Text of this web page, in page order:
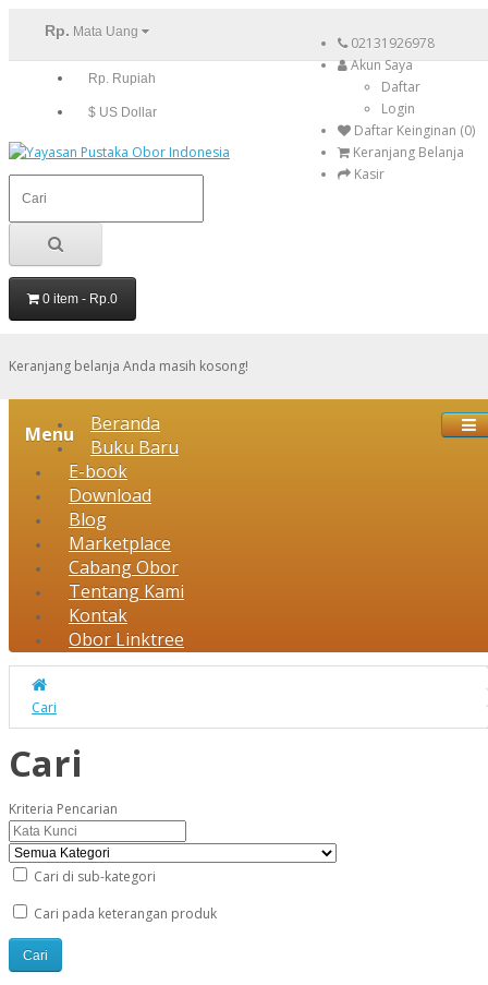
Rp. Mata Uang
Rp. Rupiah
$ US Dollar
02131926978
Akun Saya
Daftar
Login
Daftar Keinginan (0)
Keranjang Belanja
Kasir
0 item - Rp.0
Keranjang belanja Anda masih kosong!
Menu
Beranda
Buku Baru
E-book
Download
Blog
Marketplace
Cabang Obor
Tentang Kami
Kontak
Obor Linktree
Cari
Cari
Kriteria Pencarian
Cari di sub-kategori
Cari pada keterangan produk